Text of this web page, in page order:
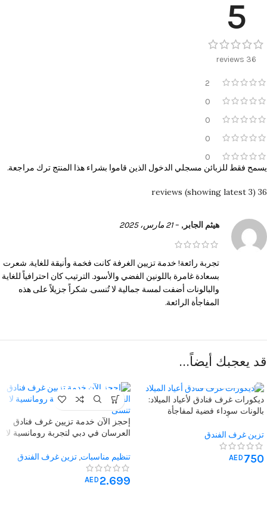
5
36 reviews
2
0
0
0
0
36 reviews (showing latest 3)
هيثم الجابر, –21 مارس، 2025
تجربة رائعة! خدمة تزيين الغرفة كانت فخمة وأنيقة للغاية. شعرت
بسعادة غامرة باللونين الفضي والأسود. الترتيب كان احترافياً للغاية
والبالونات أضفت لمسة جمالية لا تُنسى. شكراً جزيلاً على هذه
المفاجأة الرائعة.
يسمح فقط للزبائن مسجلي الدخول الذين قاموا بشراء هذا المنتج ترك مراجعة.
قد يعجبك أيضاً…
ديكورات غرف فنادق لأعياد الميلاد:
بالونات سوداء فضية لمفاجأة
تزين غرف الفندق
AED 750
إحجز الآن خدمة تزيين غرف فنادق
العرسان في دبي لتجربة رومانسية لا
تنظيم مناسبات, تزين غرف الفندق
AED 2.699